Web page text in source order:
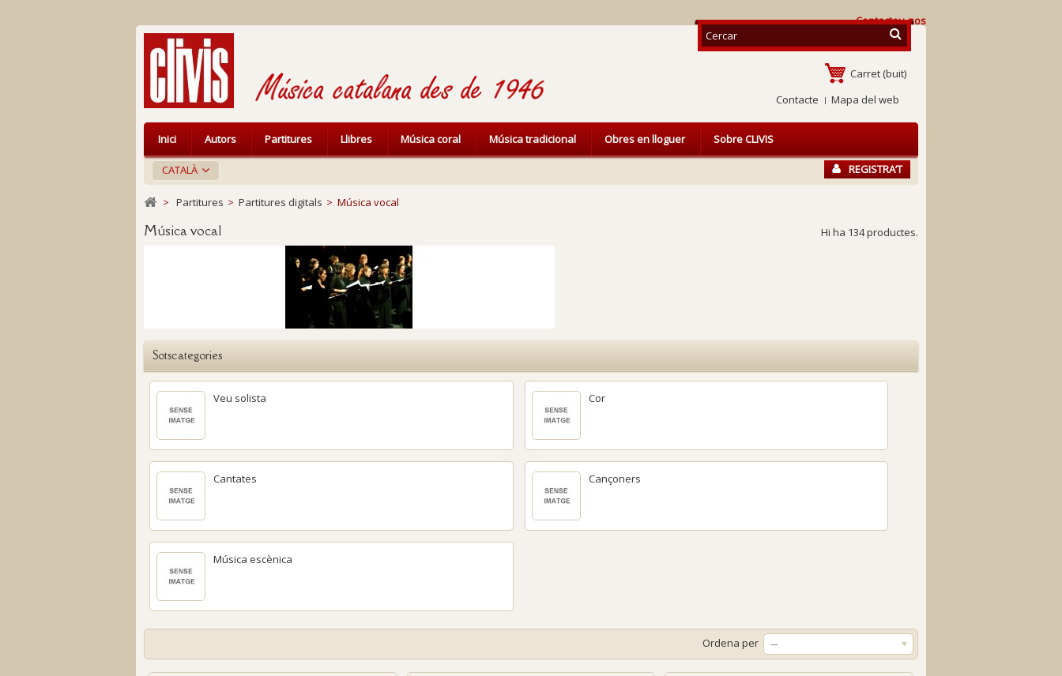
Contacteu-nos
Carret (buit)
Contacte
Mapa del web
CATALÀ REGISTRA’T
Inici Autors Partitures Llibres Música coral Música tradicional Obres en lloguer Sobre CLIVIS
> Partitures > Partitures digitals > Música vocal
Música vocal Hi ha 134 productes.
Sotscategories
Veu solista Cor
Cantates Cançoners
Música escènica
Ordena per --